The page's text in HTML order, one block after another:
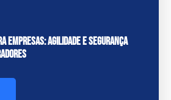
Empresas: Agilidade e Segurança